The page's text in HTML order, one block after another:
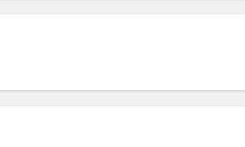
力。而AI写作能够充分利用海量数据，
创作不再局限于人类自身的认知和体验